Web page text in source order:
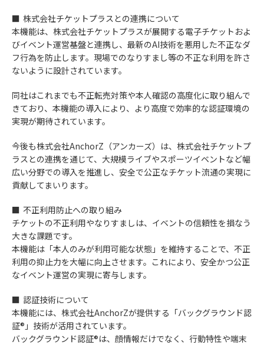
■ 株式会社チケットプラスとの連携について
本機能は、株式会社チケットプラスが展開する電子チケットおよ
びイベント運営基盤と連携し、最新のAI技術を悪用した不正なダ
フ行為を防止します。現場でのなりすまし等の不正な利用を許さ
ないように設計されています。
同社はこれまでも不正転売対策や本人確認の高度化に取り組んで
きており、本機能の導入により、より高度で効率的な認証環境の
実現が期待されています。
今後も株式会社AnchorZ（アンカーズ）は、株式会社チケットプ
ラスとの連携を通じて、大規模ライブやスポーツイベントなど幅
広い分野での導入を推進し、安全で公正なチケット流通の実現に
貢献してまいります。
■ 不正利用防止への取り組み
チケットの不正利用やなりすましは、イベントの信頼性を損なう
大きな課題です。
本機能は「本人のみが利用可能な状態」を維持することで、不正
利用の抑止力を大幅に向上させます。これにより、安全かつ公正
なイベント運営の実現に寄与します。
■ 認証技術について
本機能には、株式会社AnchorZが提供する「バックグラウンド認
証®︎」技術が活用されています。
バックグラウンド認証®︎は、顔情報だけでなく、行動特性や端末